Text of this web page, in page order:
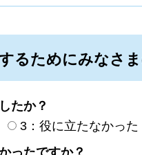
るためにみなさ
たか？
3：役に立たなかった